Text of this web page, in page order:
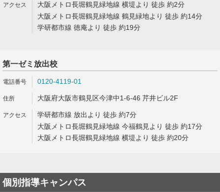
大阪メトロ長堀鶴見緑地線 横堤より 徒歩 約2分
大阪メトロ長堀鶴見緑地線 鶴見緑地より 徒歩 約14分
学研都市線 徳庵より 徒歩 約19分
第一ゼミ放出校
0120-4119-01
大阪府大阪市鶴見区今津中1-6-46 芹井ビル2F
学研都市線 放出より 徒歩 約7分
大阪メトロ長堀鶴見緑地線 今福鶴見より 徒歩 約17分
大阪メトロ長堀鶴見緑地線 横堤より 徒歩 約20分
個別指導キャンパス